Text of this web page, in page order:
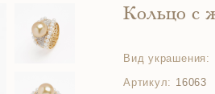
Кольцо с
Вид украшения:
Артикул: 16063